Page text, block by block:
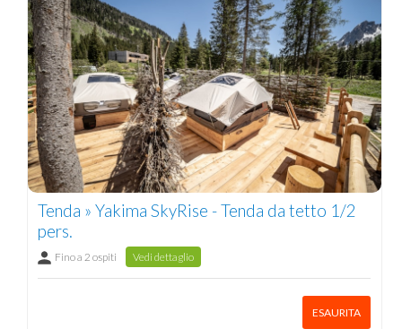
Tenda » Yakima SkyRise - Tenda da tetto 1/2
pers.
Fino a 2 ospiti Vedi dettaglio
ESAURITA